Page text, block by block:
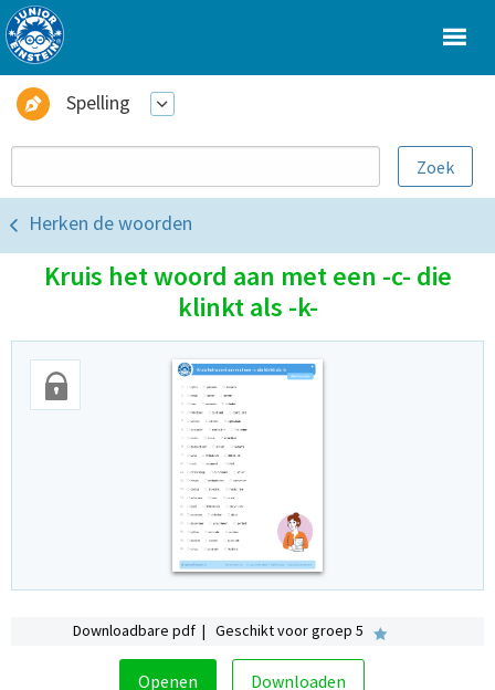
Spelling
Herken de woorden
Kruis het woord aan met een -c- die
klinkt als -k-
Downloadbare pdf | Geschikt voor groep 5
Openen Downloaden